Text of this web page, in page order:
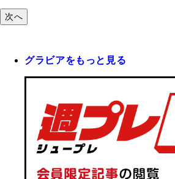
次へ
グラビアをもっと見る